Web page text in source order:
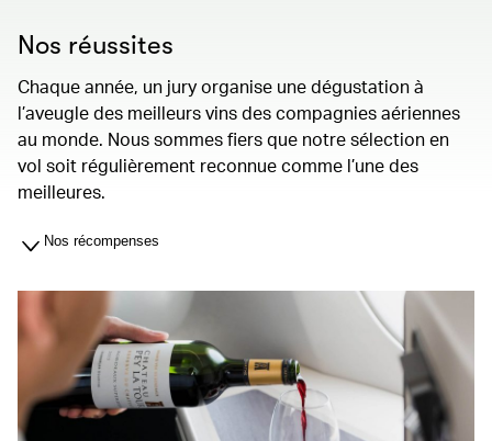
Nos réussites
Chaque année, un jury organise une dégustation à
l’aveugle des meilleurs vins des compagnies aériennes
au monde. Nous sommes fiers que notre sélection en
vol soit régulièrement reconnue comme l’une des
meilleures.
Nos récompenses